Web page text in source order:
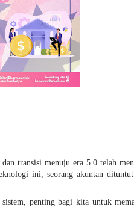
transisi menuju era 5.0 telah
ini, seorang akuntan
penting bagi kita untuk